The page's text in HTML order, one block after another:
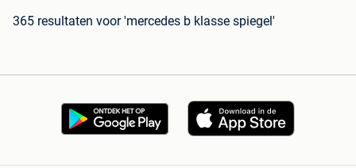
365 resultaten voor 'mercedes b klasse spiegel'